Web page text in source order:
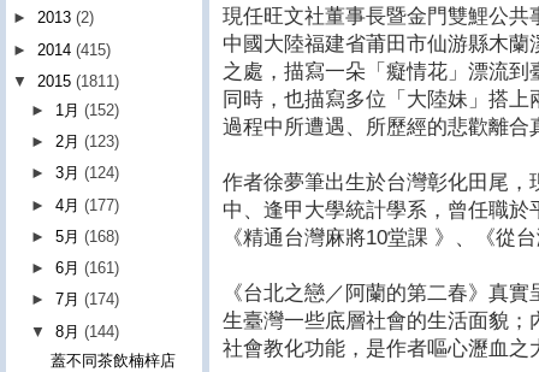
現任旺文社董事長暨金門雙鯉公
中國大陸福建省莆田市仙游縣木
之處，描寫一朵「癡情花」漂流
同時，也描寫多位「大陸妹」搭
過程中所遭遇、所歷經的悲歡離合
作者徐夢筆出生於台灣彰化田尾
中、逢甲大學統計學系，曾任職
《精通台灣麻將10堂課 》、《從
《台北之戀／阿蘭的第二春》真
生臺灣一些底層社會的生活面貌
社會教化功能，是作者嘔心瀝血之
► 2013 (2)
► 2014 (415)
▼ 2015 (1811)
► 1月(152)
►2月(123)
►3月(124)
►4月(177)
►5月(168)
►6月(161)
►7月(174)
▼8月(144)
蓋不同茶飲楠梓店